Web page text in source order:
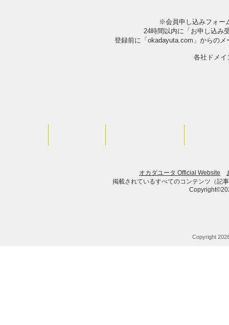
​※会員申し込みフォー
24時間以内に「お申し込み
登録前に「okadayuta.com」からのメ
各社ドメイ
オカダユータ Official Website
掲載されているすべてのコンテンツ（記
Copyright